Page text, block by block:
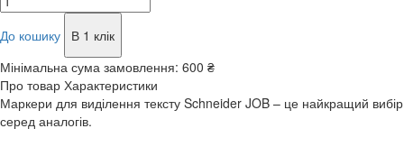
До кошику
В 1 клік
Мінімальна сума замовлення: 600 ₴
Про товар Характеристики
Маркери для виділення тексту Schneider JOB – це найкращий вибір
серед аналогів.